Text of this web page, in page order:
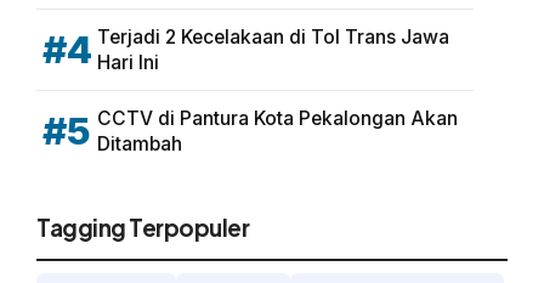
#4 Terjadi 2 Kecelakaan di Tol Trans Jawa
Hari Ini
#5 CCTV di Pantura Kota Pekalongan Akan
Ditambah
Tagging Terpopuler